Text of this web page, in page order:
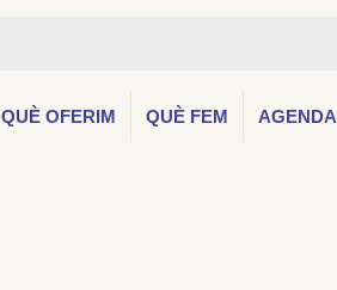
QUÈ OFERIM QUÈ FEM AGENDA